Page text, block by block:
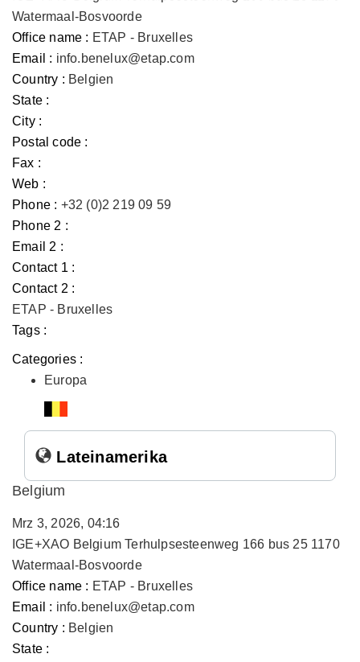
Watermaal-Bosvoorde
Office name : ETAP - Bruxelles
Email : info.benelux@etap.com
Country : Belgien
State :
City :
Postal code :
Fax :
Web :
Phone : +32 (0)2 219 09 59
Phone 2 :
Email 2 :
Contact 1 :
Contact 2 :
ETAP - Bruxelles
Tags :
Categories :
Europa
Lateinamerika
Belgium
Mrz 3, 2026, 04:16
IGE+XAO Belgium Terhulpsesteenweg 166 bus 25 1170
Watermaal-Bosvoorde
Office name : ETAP - Bruxelles
Email : info.benelux@etap.com
Country : Belgien
State :